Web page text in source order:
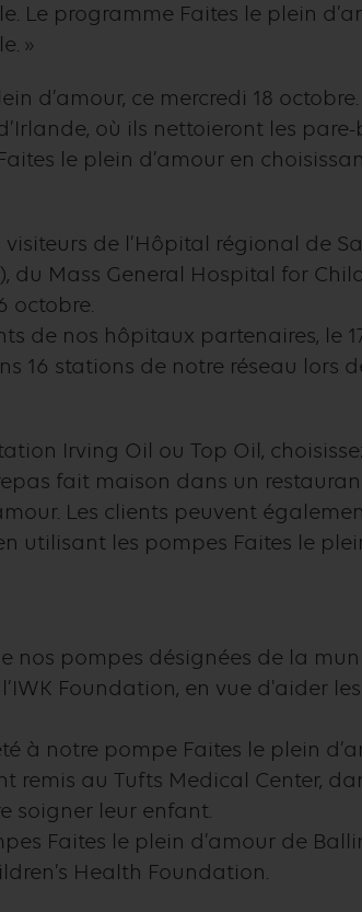
Le programme Faites le plein
»
d’amour, ce mercredi 18
où ils nettoieront les
le plein d’amour en
de l’Hôpital régional de
du Mass General Hospital for
octobre.
de nos hôpitaux partenaires, le
16 stations de notre réseau lors
Irving Oil ou Top Oil,
fait maison dans un
Les clients peuvent
utilisant les pompes Faites le
nos pompes désignées de la
Foundation, en vue d'aider
à notre pompe Faites le plein
remis au Tufts Medical Center,
soigner leur enfant.
Faites le plein d’amour de
Health Foundation.